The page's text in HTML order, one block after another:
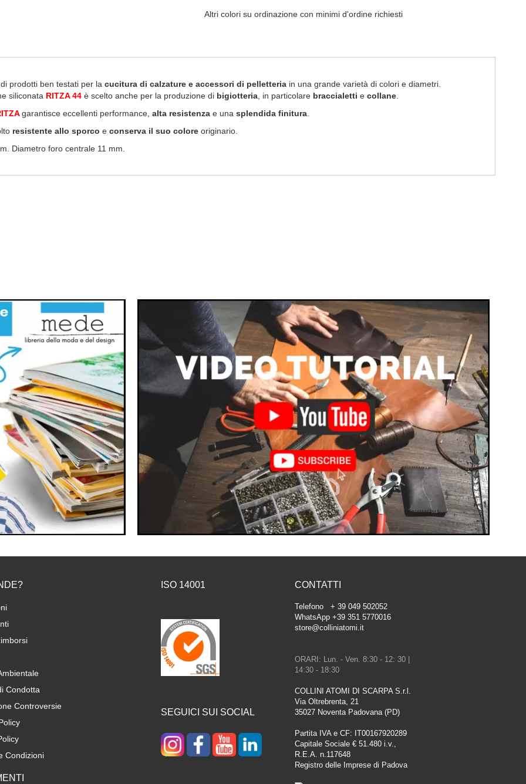
Altri colori su ordinazione con minimi d'ordine richiesti
prodotti ben testati per la cucitura di calzature e accessori di pelletteria in una grande varietà di colori e diametri.
siliconata RITZA 44 è scelto anche per la produzione di bigiotteria , in particolare braccialetti e collane
garantisce eccellenti performance, alta resistenza e una splendida finitura
resistente allo sporco e conserva il suo colore originario.
Diametro foro centrale 11 mm.
Condotta
Controversie
Condizioni
ISO 14001
SEGUICI SUI SOCIAL
CONTATTI
Telefono + 39 049 502052
WhatsApp +39 351 5770016
store@colliniatomi.it
ORARI: Lun. - Ven. 8:30 - 12: 30 |
14:30 - 18:30
COLLINI ATOMI DI SCARPA S.r.l.
Via Oltrebrenta, 21
35027 Noventa Padovana (PD)
Partita IVA e CF: IT00167920289
Capitale Sociale € 51.480 i.v.,
R.E.A. n.117648
Registro delle Imprese di Padova